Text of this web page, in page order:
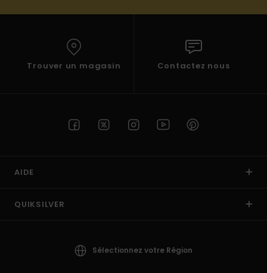
Trouver un magasin Contactez nous
AIDE
QUIKSILVER
Sélectionnez votre Région